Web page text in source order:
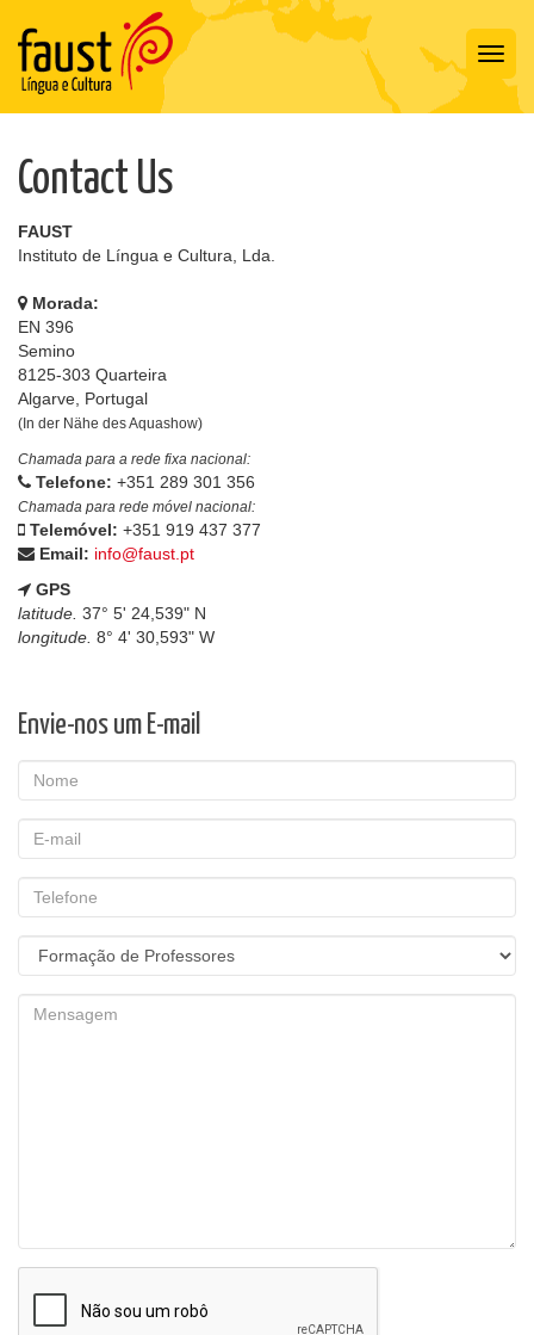
Contact Us
FAUST
Instituto de Língua e Cultura, Lda.
Morada:
EN 396
Semino
8125-303 Quarteira
Algarve, Portugal
(In der Nähe des Aquashow)
Chamada para a rede fixa nacional:
Telefone: +351 289 301 356
Chamada para rede móvel nacional:
Telemóvel: +351 919 437 377
Email: info@faust.pt
GPS
latitude. 37° 5' 24,539" N
longitude. 8° 4' 30,593" W
Envie-nos um E-mail